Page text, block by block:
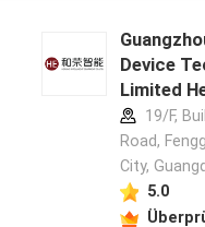
Device
Limited
19/F,
Road,
City,
5.0